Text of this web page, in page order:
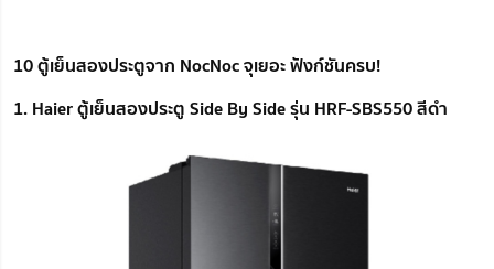
10 ตู้เย็นสองประตูจาก NocNoc จุเยอะ ฟังก์ชันครบ!
1. Haier ตู้เย็นสองประตู Side By Side รุ่น HRF-SBS550 สีดำ